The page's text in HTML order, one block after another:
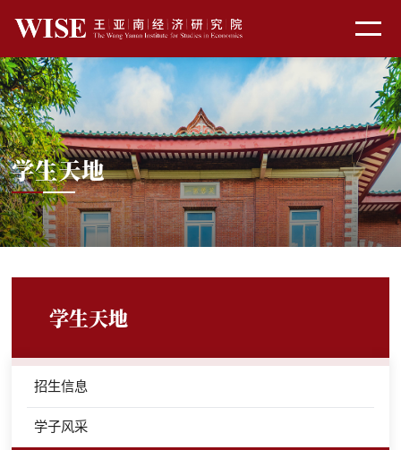
学生天地
学生天地
招生信息
学子风采